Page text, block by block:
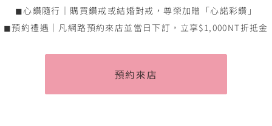
◼心鑽隨行｜購買鑽戒或結婚對戒，尊榮加贈「心諾彩鑽」
◼預約禮遇｜凡網路預約來店並當日下訂，立享$1,000NT折抵金
預約來店